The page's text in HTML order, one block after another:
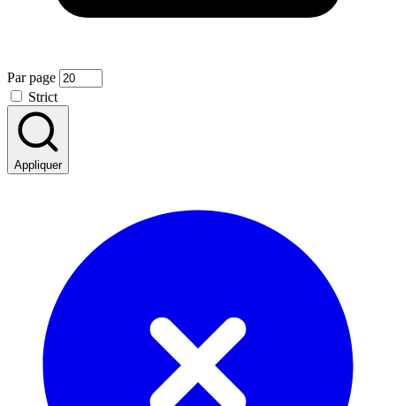
Par page
Strict
Appliquer